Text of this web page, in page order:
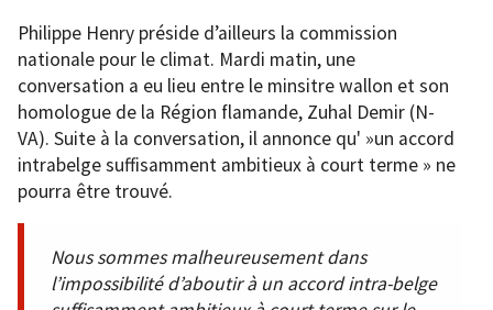
Philippe Henry préside d’ailleurs la commission
nationale pour le climat. Mardi matin, une
conversation a eu lieu entre le minsitre wallon et son
homologue de la Région flamande, Zuhal Demir (N-
VA). Suite à la conversation, il annonce qu' »un accord
intrabelge suffisamment ambitieux à court terme » ne
pourra être trouvé.
Nous sommes malheureusement dans
l’impossibilité d’aboutir à un accord intra-belge